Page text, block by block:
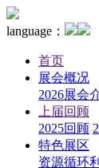
language：
首页
展会概况
2026展会
上届回顾
2025回顾
特色展区
资源循环